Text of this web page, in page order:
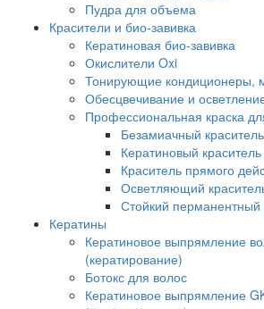
Пудра для объема
Красители и био-завивка
Кератиновая био-завивка
Окислители Oxi
Тонирующие кондиционеры,
Обесцвечивание и
Профессиональная краска
Безамиачный краситель
Кератиновый краситель
Краситель прямого
Осветляющий
Стойкий перманентный
Кератины
Кератиновое выпрямление
(кератирование)
Ботокс для волос
Кератиновое выпрямление